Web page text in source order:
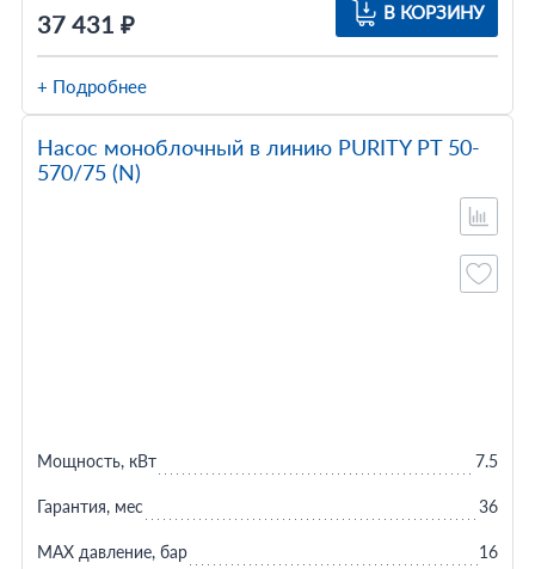
37 431 ₽ В КОРЗИНУ
+ Подробнее
Насос моноблочный в линию PURITY PT 50-
570/75 (N)
Мощность, кВт 7.5
Гарантия, мес 36
MAX давление, бар 16